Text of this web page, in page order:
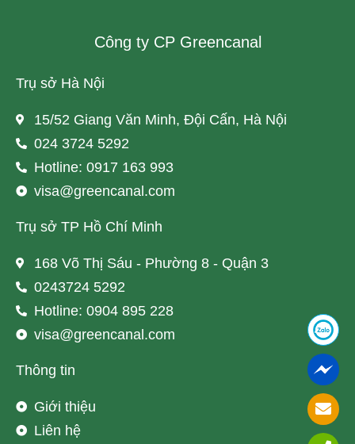
Công ty CP Greencanal
Trụ sở Hà Nội
15/52 Giang Văn Minh, Đội Cấn, Hà Nội
024 3724 5292
Hotline: 0917 163 993
visa@greencanal.com
Trụ sở TP Hồ Chí Minh
168 Võ Thị Sáu - Phường 8 - Quận 3
0243724 5292
Hotline: 0904 895 228
visa@greencanal.com
Thông tin
Giới thiệu
Liên hệ